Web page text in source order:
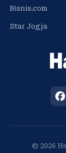
Bisnis.com
Star Jogja
© 2026